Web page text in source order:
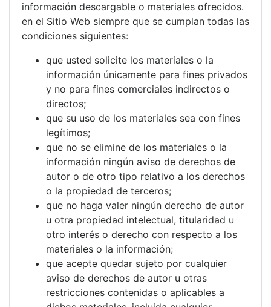
información descargable o materiales ofrecidos.
en el Sitio Web siempre que se cumplan todas las
condiciones siguientes:
que usted solicite los materiales o la
información únicamente para fines privados
y no para fines comerciales indirectos o
directos;
que su uso de los materiales sea con fines
legítimos;
que no se elimine de los materiales o la
información ningún aviso de derechos de
autor o de otro tipo relativo a los derechos
o la propiedad de terceros;
que no haga valer ningún derecho de autor
u otra propiedad intelectual, titularidad u
otro interés o derecho con respecto a los
materiales o la información;
que acepte quedar sujeto por cualquier
aviso de derechos de autor u otras
restricciones contenidas o aplicables a